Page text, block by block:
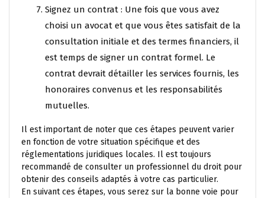
Signez un contrat : Une fois que vous avez
choisi un avocat et que vous êtes satisfait de la
consultation initiale et des termes financiers, il
est temps de signer un contrat formel. Le
contrat devrait détailler les services fournis, les
honoraires convenus et les responsabilités
mutuelles.
Il est important de noter que ces étapes peuvent varier
en fonction de votre situation spécifique et des
réglementations juridiques locales. Il est toujours
recommandé de consulter un professionnel du droit pour
obtenir des conseils adaptés à votre cas particulier.
En suivant ces étapes, vous serez sur la bonne voie pour